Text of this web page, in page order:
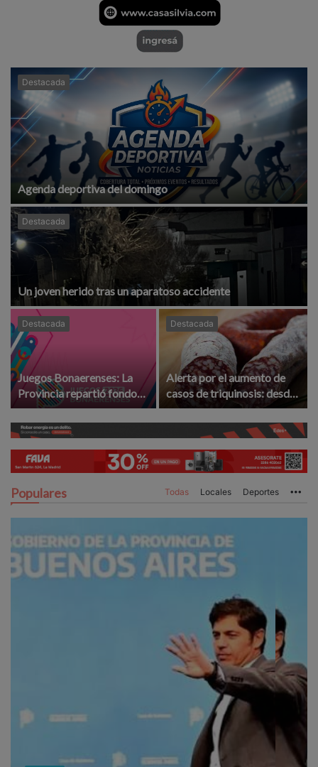
Destacada
Agenda deportiva del domingo
Destacada
Un joven herido tras un aparatoso accidente
Destacada
Juegos Bonaerenses: La
Provincia repartió fondos
para la etapa local ¿La
Madrid ganó o perdió?
Destacada
Alerta por el aumento de
casos de triquinosis: desde
la UCR le exigen
"controles" a provincia
Populares Todas Locales Deportes